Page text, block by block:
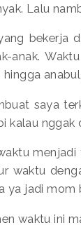
Lalu
bekerja
anak.
hingga
saya
kalau nggak
waktu
ya jadi mom
waktu ini